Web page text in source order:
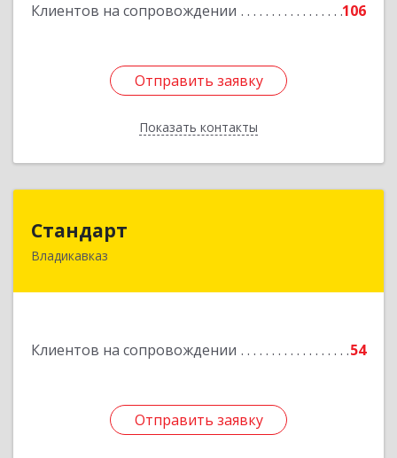
Клиентов на сопровождении 106
Отправить заявку
Показать контакты
Подробнее
Отправить заявку
Назад
Стандарт
Владикавказ
Клиентов на сопровождении 54
Отправить заявку
362025, Северная Осетия - Алания Респ,
Подробнее
Отправить заявку